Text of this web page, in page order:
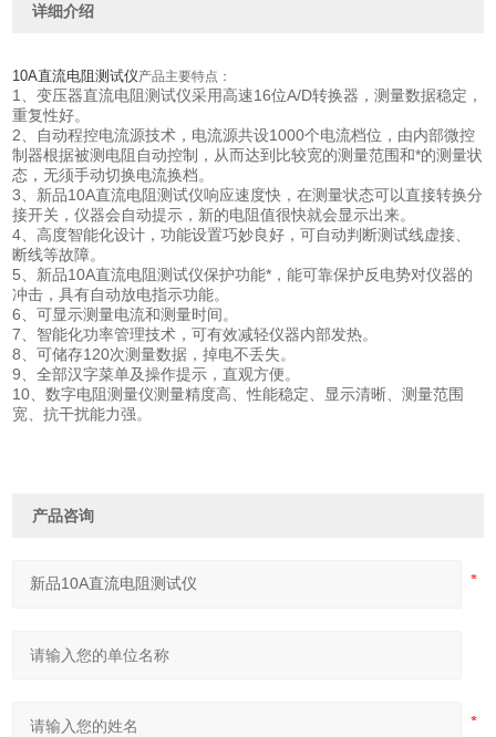
详细介绍
10A直流电阻测试仪产品主要特点：
1、变压器直流电阻测试仪采用高速16位A/D转换器，测量数据稳定，
重复性好。
2、自动程控电流源技术，电流源共设1000个电流档位，由内部微控
制器根据被测电阻自动控制，从而达到比较宽的测量范围和*的测量状
态，无须手动切换电流换档。
3、新品10A直流电阻测试仪响应速度快，在测量状态可以直接转换分
接开关，仪器会自动提示，新的电阻值很快就会显示出来。
4、高度智能化设计，功能设置巧妙良好，可自动判断测试线虚接、
断线等故障。
5、新品10A直流电阻测试仪保护功能*，能可靠保护反电势对仪器的
冲击，具有自动放电指示功能。
6、可显示测量电流和测量时间。
7、智能化功率管理技术，可有效减轻仪器内部发热。
8、可储存120次测量数据，掉电不丢失。
9、全部汉字菜单及操作提示，直观方便。
10、数字电阻测量仪测量精度高、性能稳定、显示清晰、测量范围
宽、抗干扰能力强。
产品咨询